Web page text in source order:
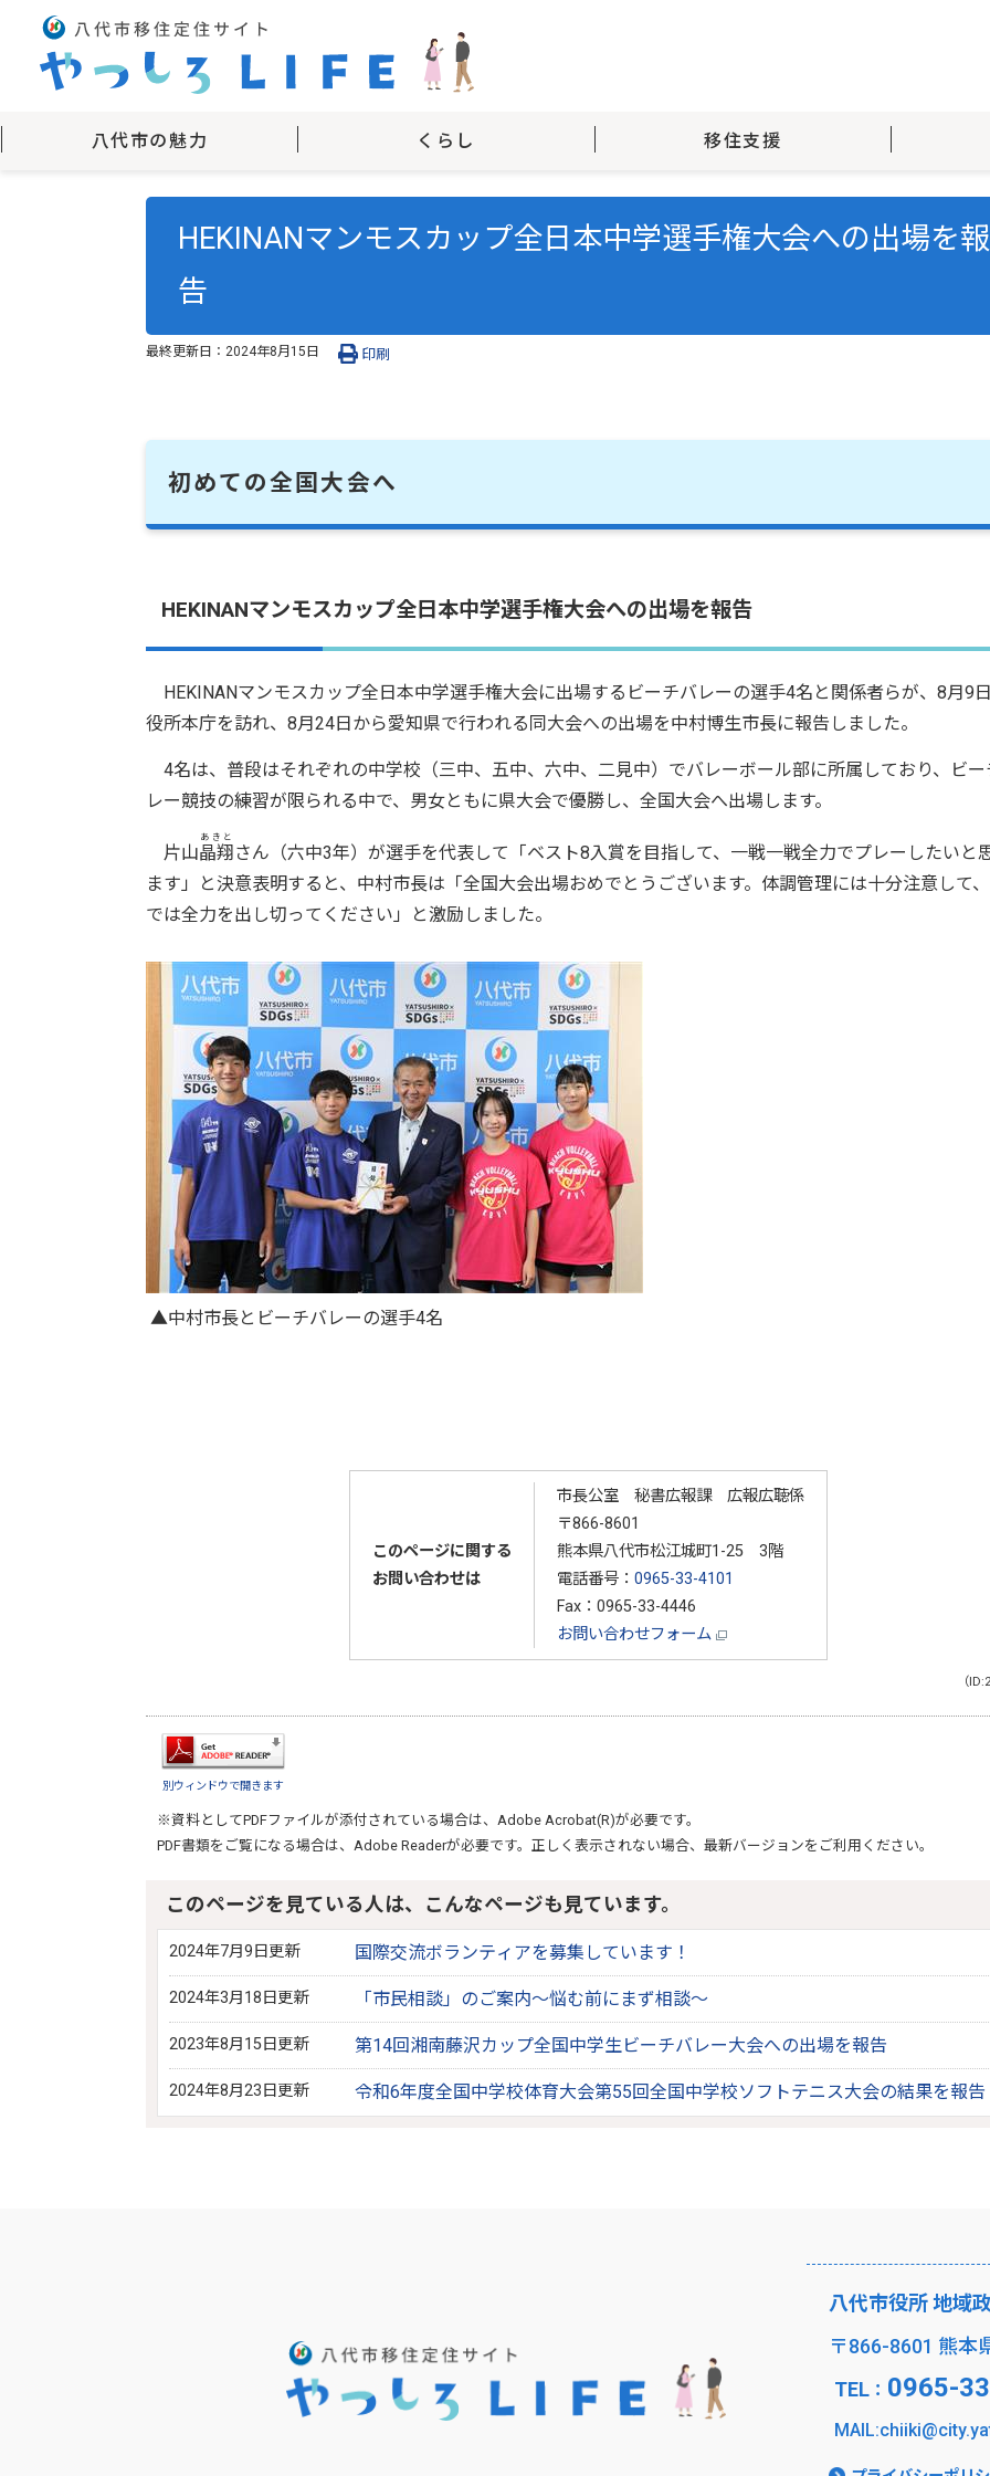
八代市の魅力 くらし 移住支援
HEKINANマンモスカップ全日本中学選手権大会への出場を報
告
最終更新日： 2024年8月15日 印刷
初めての全国大会へ
HEKINANマンモスカップ全日本中学選手権大会への出場を報告
HEKINANマンモスカップ全日本中学選手権大会に出場するビーチバレーの選手4名と関係者らが、8月9
役所本庁を訪れ、8月24日から愛知県で行われる同大会への出場を中村博生市長に報告しました。
4名は、普段はそれぞれの中学校（三中、五中、六中、二見中）でバレーボール部に所属しており、ビー
レー競技の練習が限られる中で、男女ともに県大会で優勝し、全国大会へ出場します。
片山晶翔
あきと
さん（六中3年）が選手を代表して「ベスト8入賞を目指して、一戦一戦全力でプレーしたいと
ます」と決意表明すると、中村市長は「全国大会出場おめでとうございます。体調管理には十分注意して
では全力を出し切ってください」と激励しました。
▲中村市長とビーチバレーの選手4名
このページに関する
お問い合わせは
市長公室 秘書広報課 広報広聴係
〒866-8601
熊本県八代市松江城町1-25 3階
電話番号： 0965-33-4101
Fax：0965-33-4446
お問い合わせフォーム
（
別ウィンドウで開きます
※資料としてPDFファイルが添付されている場合は、 Adobe Acrobat(R)が必要です。
PDF書類をご覧になる場合は、 Adobe Readerが必要です。正しく表示されない場合、最新バージョンをご利用ください。
このページを見ている人は、こんなページも見ています。
2024年7月9日更新 国際交流ボランティアを募集しています！
2024年3月18日更新 「市民相談」のご案内～悩む前にまず相談～
2023年8月15日更新 第14回湘南藤沢カップ全国中学生ビーチバレー大会への出場を報告
2024年8月23日更新 令和6年度全国中学校体育大会第55回全国中学校ソフトテニス大会の結果を報告
八代市役所 地域
〒866-
TEL： 0965-